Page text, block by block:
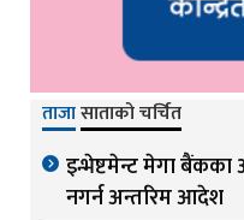
ताजासाताको चर्चित
इन्भेष्टमेन्ट मेगा बैंकका
नगर्न अन्तरिम आदेश